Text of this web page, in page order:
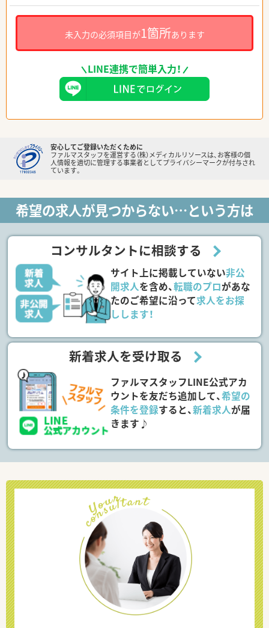
未入力の必須項目が1箇所あります
LINE連携で簡単入力！
安心してご登録いただくために
ファルマスタッフを運営する（株）メディカルリソースは、お客様の個
人情報を適切に管理する事業者としてプライバシーマークが付与され
ています。
希望の求人が見つからない…という方は
コンサルタントに相談する
サイト上に掲載していない非公
開求人を含め、転職のプロがあな
たのご希望に沿って求人をお探
しします！
新着求人を受け取る
ファルマスタッフLINE公式アカ
ウントを友だち追加して、希望の
条件を登録すると、新着求人が届
きます♪